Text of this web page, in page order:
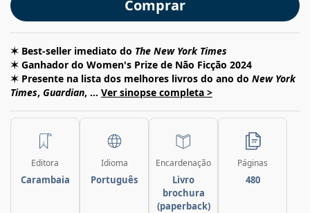
Comprar
✶ Best-seller imediato do The New York Times
✶ Ganhador do Women's Prize de Não Ficção 2024
✶ Presente na lista dos melhores livros do ano do New York
Times, Guardian, ... Ver sinopse completa >
Editora
Carambaia
Idioma
Português
Encardenação
Livro
brochura
(paperback)
Páginas
480